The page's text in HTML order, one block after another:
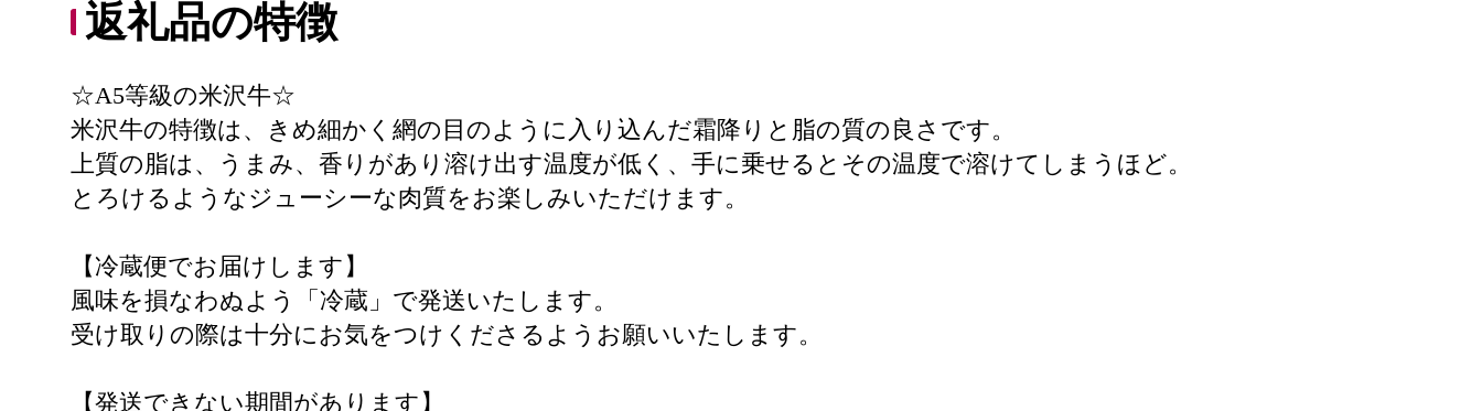
返礼品の特徴
☆A5等級の米沢牛☆
米沢牛の特徴は、きめ細かく網の目のように入り込んだ霜降りと脂の質の良さです。
上質の脂は、うまみ、香りがあり溶け出す温度が低く、手に乗せるとその温度で溶けてしまうほど。
とろけるようなジューシーな肉質をお楽しみいただけます。
【冷蔵便でお届けします】
風味を損なわぬよう「冷蔵」で発送いたします。
受け取りの際は十分にお気をつけくださるようお願いいたします。
【発送できない期間があります】